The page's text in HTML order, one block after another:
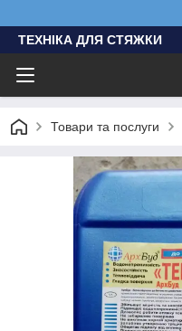
ТЕХНІКА ДЛЯ СТЯЖКИ
Товари та послуги